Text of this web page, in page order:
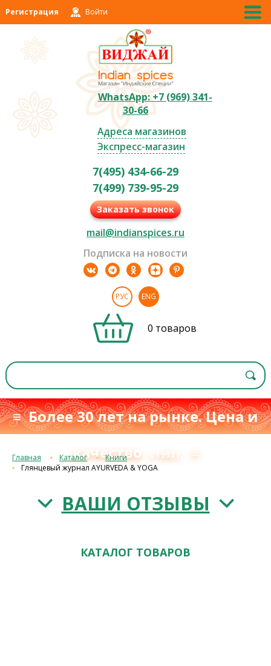
Регистрация Войти
WhatsApp: +7 (969) 341-
30-66
Адреса магазинов
Экспресс-магазин
7(495) 434-66-29
7(499) 739-95-29
Заказать звонок
mail@indianspices.ru
Подписка на новости
РУС ENG
0 товаров
≡ Более 30 лет на рынке. Цена и
качество
с 1993 г. ≡
Главная Каталог
Книги
Глянцевый журнал AYURVEDA & YOGA
ВАШИ ОТЗЫВЫ
КАТАЛОГ ТОВАРОВ